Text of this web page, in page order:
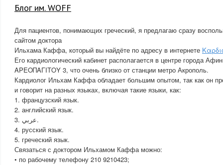
Блог им. WOFF
Для пациентов, понимающих греческий, я предлагаю сразу
сайтом доктора
Ильхама Каффа, который вы найдёте по адресу в интернете
Его кардиологический кабинет располагается в центре города
ΑΡΕΟΠΑΓΙΤΟΥ 3, что очень близко от станции метро Акрополь.
Кардиолог Ильхам Каффа обладает большим опытом, так как он
и говорит на разных языках, включая такие языки, как:
1. французский язык.
2. английский язык.
3. عربي.
4. русский язык.
5. греческий язык.
Связаться с доктором Ильхамом Каффа можно:
• по рабочему телефону 210 9210423;